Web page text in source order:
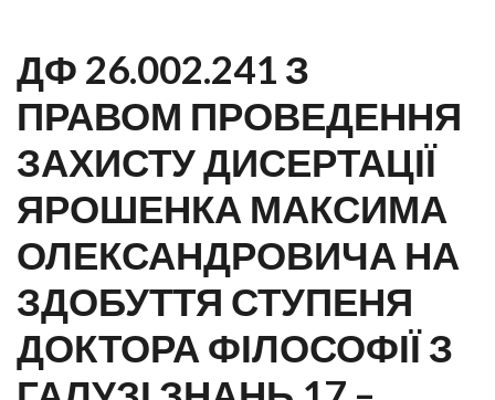
ДФ 26.002.241 З
ПРАВОМ ПРОВЕДЕННЯ
ЗАХИСТУ ДИСЕРТАЦІЇ
ЯРОШЕНКА МАКСИМА
ОЛЕКСАНДРОВИЧА НА
ЗДОБУТТЯ СТУПЕНЯ
ДОКТОРА ФІЛОСОФІЇ З